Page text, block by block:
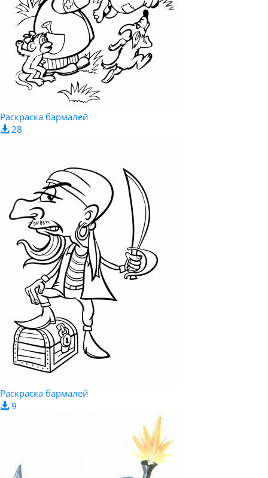
Раскраска бармалей
28
Раскраска бармалей
9